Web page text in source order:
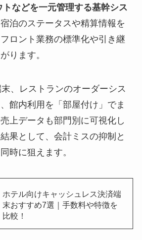
などを一元管理する基幹シス
泊のステータスや精算情報を
ロント業務の標準化や引き継
ります。
、レストランのオーダーシス
館内利用を「部屋付け」でま
上データも部門別に可視化し
果として、会計ミスの抑制と
時に狙えます。
ホテル向けキャッシュレス決済端
末おすすめ7選｜手数料や特徴を
比較！